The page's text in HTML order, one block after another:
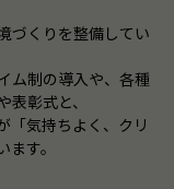
づくりを整備してい
ム制の導入や、各種
彰式と、
「気持ちよく、クリ
す。